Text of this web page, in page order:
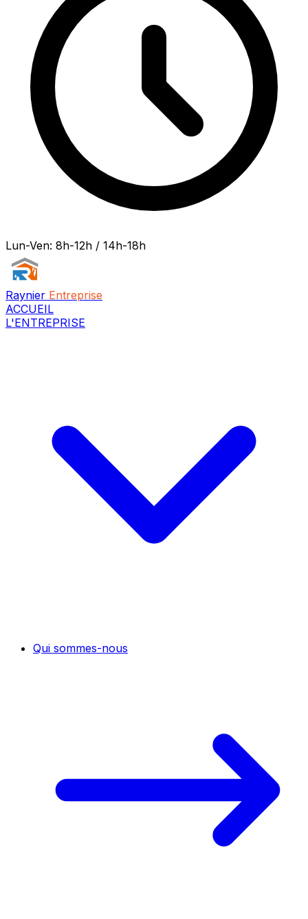
Lun-Ven: 8h-12h / 14h-18h
Raynier Entreprise
ACCUEIL
L'ENTREPRISE
Qui sommes-nous